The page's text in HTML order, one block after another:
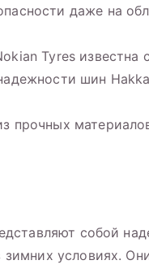
даже на
Tyres
шин
прочных
собой
условиях.